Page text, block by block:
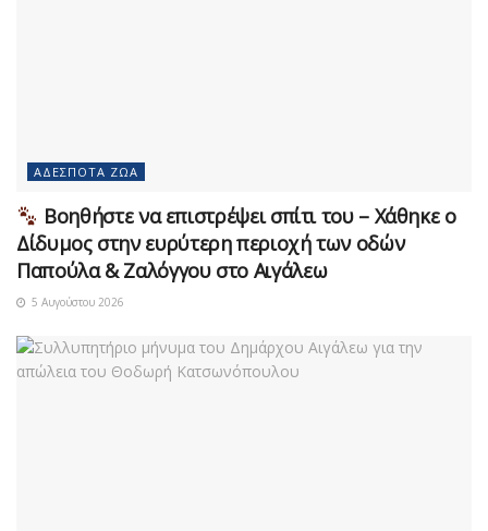
ΑΔΈΣΠΟΤΑ ΖΏΑ
Βοηθήστε να επιστρέψει σπίτι του – Χάθηκε ο
Δίδυμος στην ευρύτερη περιοχή των οδών
Παπούλα & Ζαλόγγου στο Αιγάλεω
5 Αυγούστου 2026